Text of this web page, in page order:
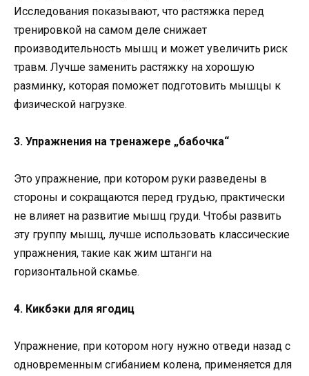
Исследования показывают, что растяжка перед
тренировкой на самом деле снижает
производительность мышц и может увеличить риск
травм. Лучше заменить растяжку на хорошую
разминку, которая поможет подготовить мышцы к
физической нагрузке.
3. Упражнения на тренажере „бабочка“
Это упражнение, при котором руки разведены в
стороны и сокращаются перед грудью, практически
не влияет на развитие мышц груди. Чтобы развить
эту группу мышц, лучше использовать классические
упражнения, такие как жим штанги на
горизонтальной скамье.
4. Кикбэки для ягодиц
Упражнение, при котором ногу нужно отведи назад с
одновременным сгибанием колена, применяется для